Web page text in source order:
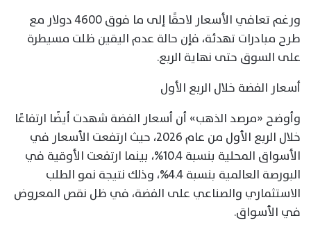
ورغم تعافي الأسعار لاحقًا إلى ما فوق 4600 دولار مع
طرح مبادرات تهدئة، فإن حالة عدم اليقين ظلت مسيطرة
على السوق حتى نهاية الربع.
أسعار الفضة خلال الربع الأول
وأوضح «مرصد الذهب» أن أسعار الفضة شهدت أيضًا ارتفاعًا
خلال الربع الأول من عام 2026، حيث ارتفعت الأسعار في
الأسواق المحلية بنسبة 10.4%، بينما ارتفعت الأوقية في
البورصة العالمية بنسبة 4.4%، وذلك نتيجة نمو الطلب
الاستثماري والصناعي على الفضة، في ظل نقص المعروض
في الأسواق.